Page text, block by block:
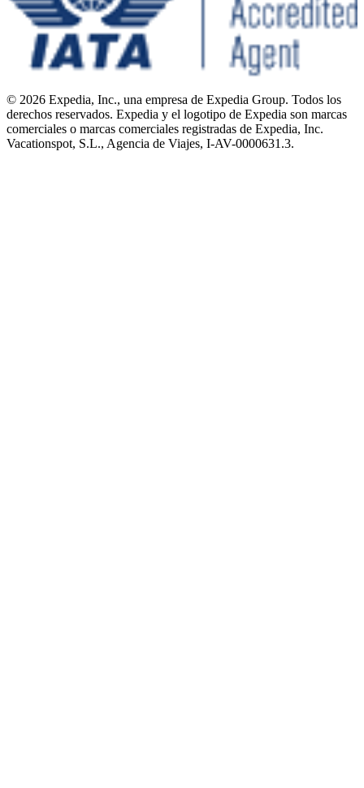
© 2026 Expedia, Inc., una empresa de Expedia Group. Todos los
derechos reservados. Expedia y el logotipo de Expedia son marcas
comerciales o marcas comerciales registradas de Expedia, Inc.
Vacationspot, S.L., Agencia de Viajes, I-AV-0000631.3.